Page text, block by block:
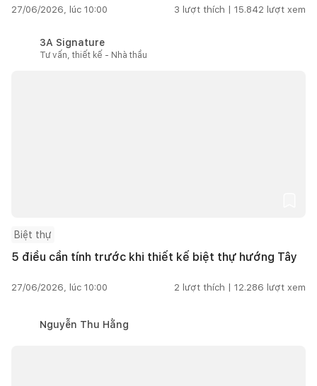
27/06/2026, lúc 10:00 3 lượt thích | 15.842 lượt xem
3A Signature
Tư vấn, thiết kế - Nhà thầu
Biệt thự
5 điều cần tính trước khi thiết kế biệt thự hướng Tây
27/06/2026, lúc 10:00 2 lượt thích | 12.286 lượt xem
Nguyễn Thu Hằng